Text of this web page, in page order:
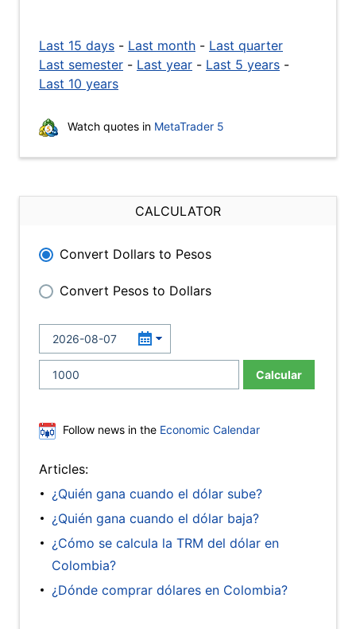
Last 15 days - Last month - Last quarter
Last semester - Last year - Last 5 years -
Last 10 years
Watch quotes in MetaTrader 5
CALCULATOR
Convert Dollars to Pesos
Convert Pesos to Dollars
Calcular
Follow news in the Economic Calendar
Articles:
¿Quién gana cuando el dólar sube?
¿Quién gana cuando el dólar baja?
¿Cómo se calcula la TRM del dólar en
Colombia?
¿Dónde comprar dólares en Colombia?